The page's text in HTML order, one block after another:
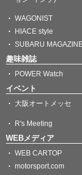
WAGONIST
HIACE style
SUBARU
趣味雑誌
POWER Watch
イベント
大阪オートメッセ
R's Meeting
WEBメディア
WEB CARTOP
motorsport.com